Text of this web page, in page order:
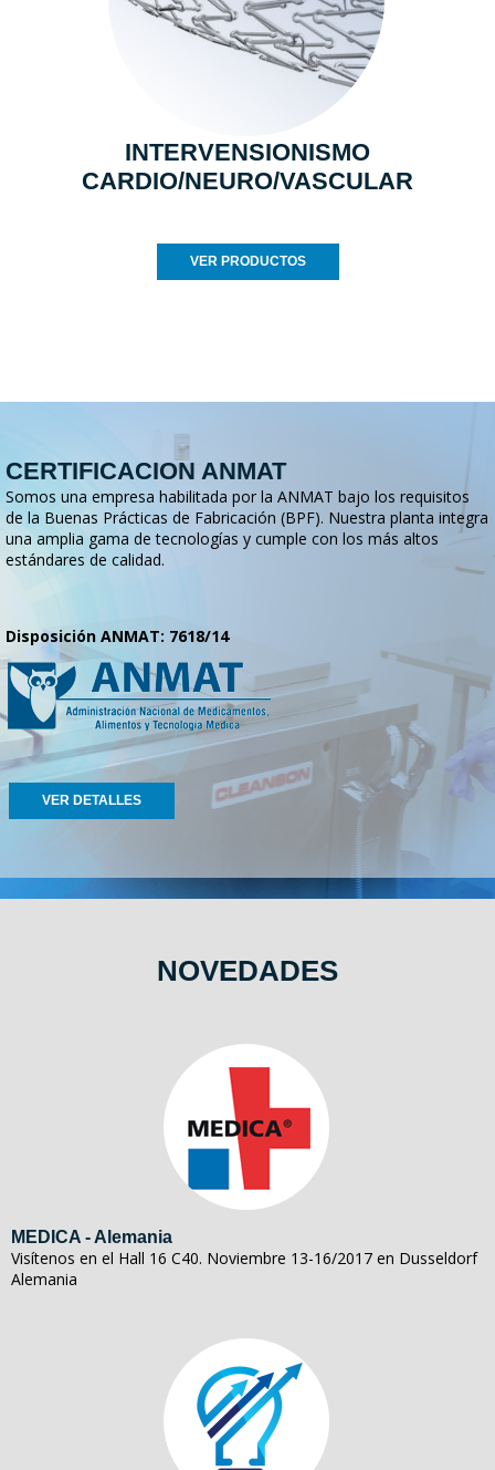
INTERVENSIONISMO
CARDIO/NEURO/VASCULAR
VER PRODUCTOS
CERTIFICACION ANMAT
Somos una empresa habilitada por la ANMAT bajo los requisitos
de la Buenas Prácticas de Fabricación (BPF). Nuestra planta integra
una amplia gama de tecnologías y cumple con los más altos
estándares de calidad.
Disposición ANMAT: 7618/14
VER DETALLES
NOVEDADES
MEDICA - Alemania
Visítenos en el Hall 16 C40. Noviembre 13-16/2017 en Dusseldorf
Alemania